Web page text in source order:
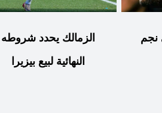
نجم
الزمالك يحدد شروطه
النهائية لبيع بيزيرا